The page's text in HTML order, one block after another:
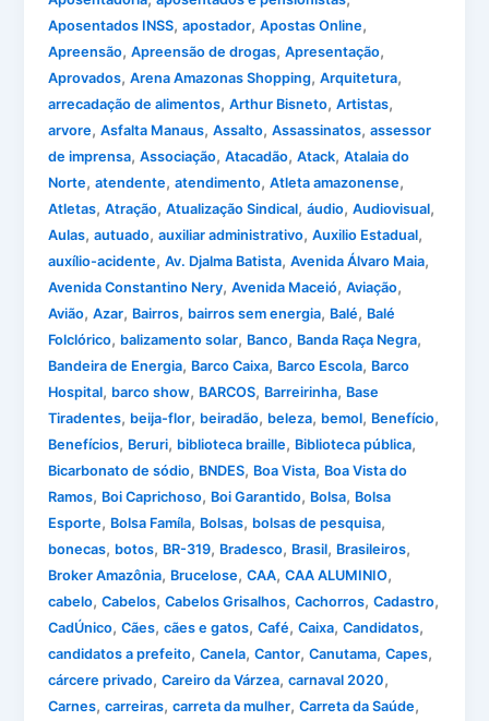
Aposentados INSS,apostador,Apostas Online,
Apreensão,Apreensão de drogas,Apresentação,
Aprovados,Arena Amazonas Shopping,Arquitetura,
arrecadação de alimentos,Arthur Bisneto,Artistas,
arvore,Asfalta Manaus,Assalto,Assassinatos,assessor
de imprensa,Associação,Atacadão,Atack,Atalaia do
Norte,atendente,atendimento,Atleta amazonense,
Atletas,Atração,Atualização Sindical,áudio,Audiovisual,
Aulas,autuado,auxiliar administrativo,Auxilio Estadual,
auxílio-acidente,Av. Djalma Batista,Avenida Álvaro Maia,
Avenida Constantino Nery,Avenida Maceió,Aviação,
Avião,Azar, Bairros, bairros sem energia, Balé, Balé
Folclórico, balizamento solar, Banco, Banda Raça Negra,
Bandeira de Energia, Barco Caixa, Barco Escola, Barco
Hospital, barco show, BARCOS, Barreirinha, Base
Tiradentes, beija-flor, beiradão, beleza, bemol, Benefício,
Benefícios, Beruri, biblioteca braille, Biblioteca pública,
Bicarbonato de sódio, BNDES, Boa Vista, Boa Vista do
Ramos, Boi Caprichoso, Boi Garantido, Bolsa, Bolsa
Esporte, Bolsa Famíla, Bolsas, bolsas de pesquisa,
bonecas, botos, BR-319, Bradesco, Brasil, Brasileiros,
Broker Amazônia, Brucelose,CAA,CAA ALUMINIO,
cabelo,Cabelos,Cabelos Grisalhos,Cachorros,Cadastro,
CadÚnico,Cães,cães e gatos,Café,Caixa,Candidatos,
candidatos a prefeito,Canela,Cantor,Canutama,Capes,
cárcere privado,Careiro da Várzea,carnaval 2020,
Carnes,carreiras,carreta da mulher,Carreta da Saúde,